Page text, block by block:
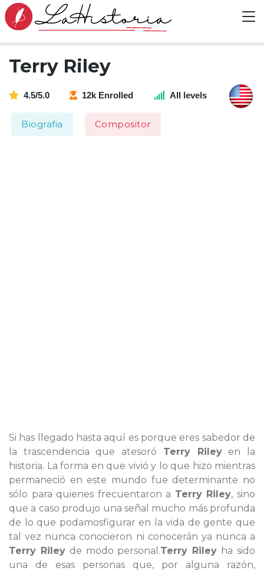
Terry Riley
4.5/5.0 12k Enrolled All levels
Biografia Compositor
Si has llegado hasta aquí es porque eres sabedor de
la trascendencia que atesoró Terry Rileyen la
historia. La forma en que vivió y lo que hizo mientras
permaneció en este mundo fue determinante no
sólo para quienes frecuentaron a Terry Riley, sino
que a caso produjo una señal mucho más profunda
de lo que podamosfigurar en la vida de gente que
tal vez nunca conocieron ni conocerán ya nunca a
Terry Rileyde modo personal.Terry Riley ha sido
una de esas personas que, por alguna razón,